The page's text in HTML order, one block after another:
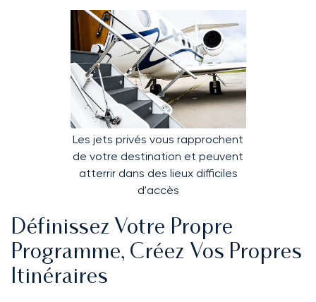
Les jets privés vous rapprochent
de votre destination et peuvent
atterrir dans des lieux difficiles
d'accès
Définissez Votre Propre
Programme, Créez Vos Propres
Itinéraires